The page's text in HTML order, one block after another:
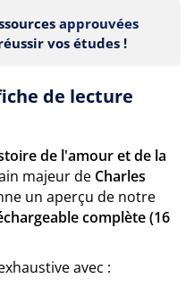
approuvées
vos études !
de lecture
de l'amour et de la
majeur de Charles
un aperçu de notre
complète (16
avec :